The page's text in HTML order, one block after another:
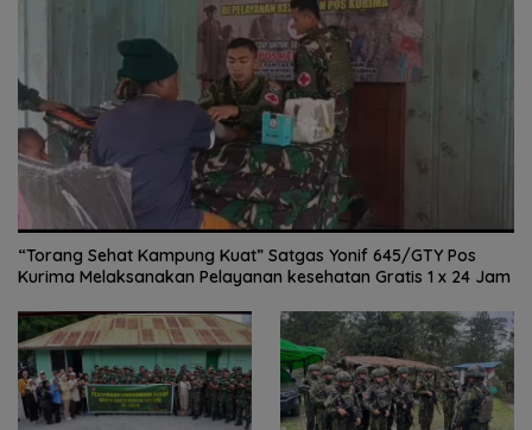
“Torang Sehat Kampung Kuat” Satgas Yonif 645/GTY Pos
Kurima Melaksanakan Pelayanan kesehatan Gratis 1 x 24 Jam